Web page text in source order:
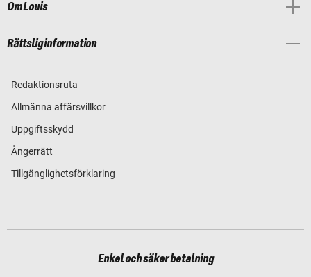
Om Louis
Rättslig information
Redaktionsruta
Allmänna affärsvillkor
Uppgiftsskydd
Ångerrätt
Tillgänglighetsförklaring
Enkel och säker betalning